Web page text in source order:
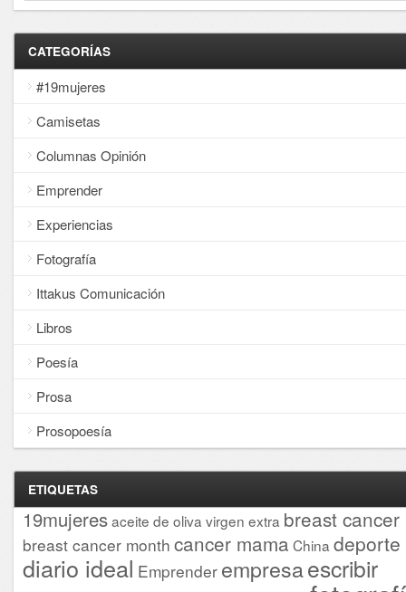
CATEGORÍAS
#19mujeres
Camisetas
Columnas Opinión
Emprender
Experiencias
Fotografía
Ittakus Comunicación
Libros
Poesía
Prosa
Prosopoesía
ETIQUETAS
19mujeresaceite de oliva virgen extra breast cancer
breast cancer month cancer mama China deporte
diario ideal Emprender empresaescribir